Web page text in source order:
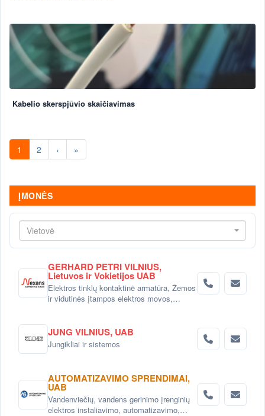
Kabelio skerspjūvio skaičiavimas
1 2 › »
ĮMONĖS
Vietovė
GERHARD PETRI VILNIUS,
Lietuvos ir Vokietijos UAB
Elektros tinklų kontaktinė armatūra, Žemos
ir vidutinės įtampos elektros movos,
tvirtinimo ir markiravimo gaminiai, Linijinis
LED apšvietimas ir aliuminio profiliai,
Elektros instaliacijos sprendimai ir gaminiai
JUNG VILNIUS, UAB
Jungikliai ir sistemos
AUTOMATIZAVIMO SPRENDIMAI,
UAB
Vandenviečių, vandens gerinimo įrenginių
elektros instaliavimo, automatizavimo,